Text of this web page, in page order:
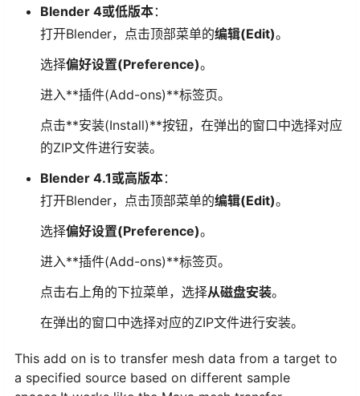
Blender 4或低版本：
打开Blender，点击顶部菜单的编辑(Edit)。
选择偏好设置(Preference)。
进入**插件(Add-ons)**标签页。
点击**安装(Install)**按钮，在弹出的窗口中选择对应
的ZIP文件进行安装。
Blender 4.1或高版本：
打开Blender，点击顶部菜单的编辑(Edit)。
选择偏好设置(Preference)。
进入**插件(Add-ons)**标签页。
点击右上角的下拉菜单，选择从磁盘安装。
在弹出的窗口中选择对应的ZIP文件进行安装。
This add on is to transfer mesh data from a target to
a specified source based on different sample